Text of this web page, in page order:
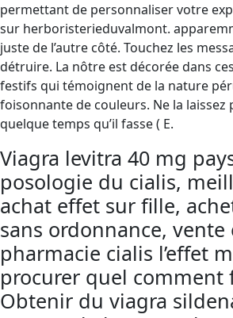
permettant de personnaliser votre
sur herboristerieduvalmont.
juste de l’autre côté. Touchez les
détruire. La nôtre est décorée dans
festifs qui témoignent de la nature
foisonnante de couleurs. Ne la laissez
quelque temps qu’il fasse ( E.
Viagra levitra 40 mg
posologie du cialis,
achat effet sur fille,
sans ordonnance, vente
pharmacie cialis l’effet
procurer quel comment
Obtenir du viagra